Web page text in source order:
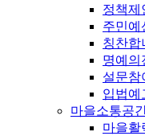
정책제
주민예
칭찬합
명예의
설문참
입법예
마을소통공
마을활